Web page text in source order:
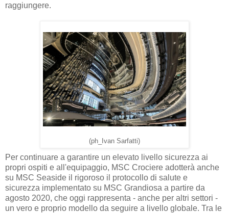
raggiungere.
(ph_Ivan Sarfatti)
Per continuare a garantire un elevato livello sicurezza ai
propri ospiti e all'equipaggio, MSC Crociere adotterà anche
su MSC Seaside il rigoroso il protocollo di salute e
sicurezza implementato su MSC Grandiosa a partire da
agosto 2020, che oggi rappresenta - anche per altri settori -
un vero e proprio modello da seguire a livello globale. Tra le